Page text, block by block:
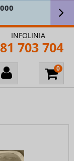
aby
INFOLINIA
703 704